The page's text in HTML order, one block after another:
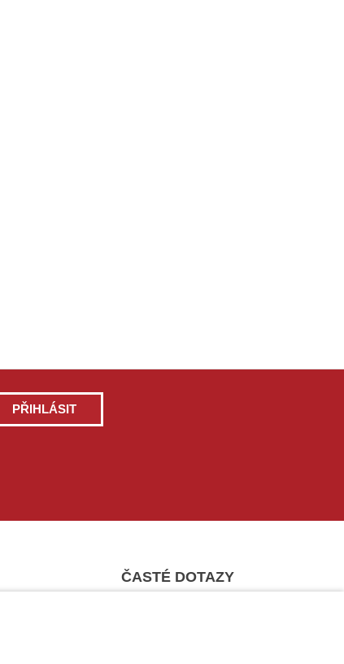
PŘIHLÁSIT
ČASTÉ DOTAZY